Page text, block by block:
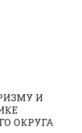
И
ОКРУГА